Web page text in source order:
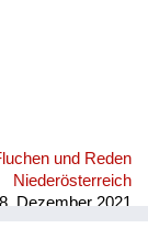
und Reden
Niederösterreich
8. Dezember 2021